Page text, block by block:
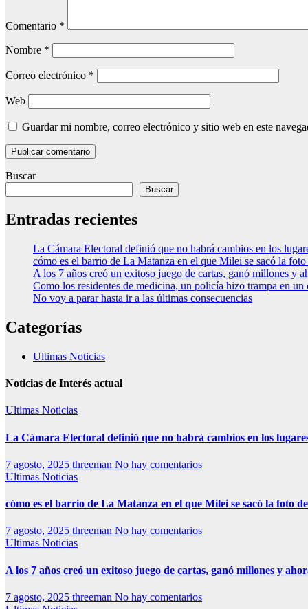
Comentario *
Nombre *
Correo electrónico *
Web
Guardar mi nombre, correo electrónico y sitio web en este
Buscar
Buscar
Entradas recientes
La Cámara Electoral definió que no habrá cambios en los
cómo es el barrio de La Matanza en el que Milei se sacó la
A los 7 años creó un exitoso juego de cartas, ganó millones y
Como los residentes de medicina, un policía hizo trampa en
No voy a parar hasta ir a las últimas consecuencias
Categorías
Ultimas Noticias
Noticias de Interés actual
Ultimas Noticias
La Cámara Electoral definió que no habrá cambios en los
7 agosto, 2025 threeman No hay comentarios
Ultimas Noticias
cómo es el barrio de La Matanza en el que Milei se sacó la foto
7 agosto, 2025 threeman No hay comentarios
Ultimas Noticias
A los 7 años creó un exitoso juego de cartas, ganó millones y
7 agosto, 2025 threeman No hay comentarios